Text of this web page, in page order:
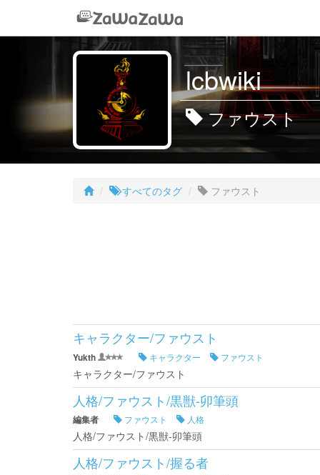
lcbwiki
ファウスト
すべてのタグ ファウスト
キャラクター/ファウスト
Yukth キャラクター ファウスト
キャラクター/ファウスト
人格/ファウスト/黒獣-卯筆頭
編集者 ファウスト 人格
人格/ファウスト/黒獣-卯筆頭
人格/ファウスト/握る者